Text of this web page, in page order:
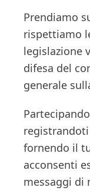
Prendiamo
rispettiamo
legislazione
difesa del
generale
fornendo il
acconsenti
messaggi di